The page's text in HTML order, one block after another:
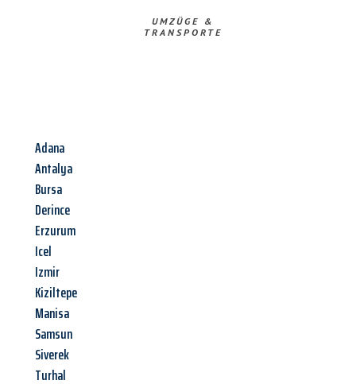
UMZÜGE &
TRANSPORTE
Adana
Antalya
Bursa
Derince
Erzurum
Icel
Izmir
Kiziltepe
Manisa
Samsun
Siverek
Turhal